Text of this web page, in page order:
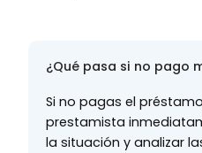
¿Qué pasa si no pago
Si no pagas el
prestamista
la situación y analizar